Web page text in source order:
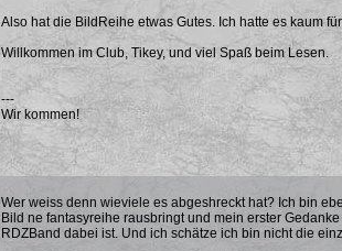
Also hat die BildReihe etwas Gutes. Ich hatte es kaum
Willkommen im Club, Tikey, und viel Spaß beim Lesen.
---
Wir kommen!
Wer weiss denn wieviele es abgeshreckt hat? Ich bin
Bild ne fantasyreihe rausbringt und mein erster
RDZBand dabei ist. Und ich schätze ich bin nicht die